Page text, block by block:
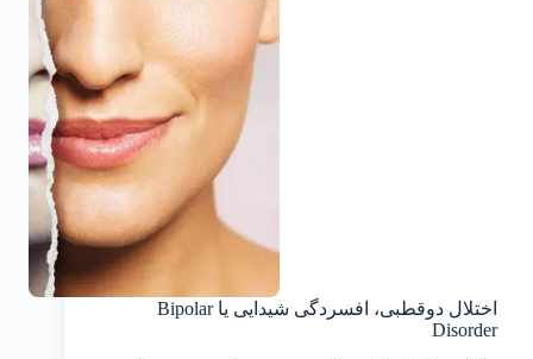
اختلال دوقطبی، افسردگی شیدایی یا Bipolar
Disorder